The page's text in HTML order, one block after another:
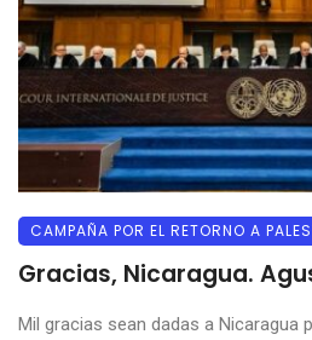
CAMPAÑA POR EL RETORNO A
Gracias, Nicaragua.
Mil gracias sean dadas a Nicaragua